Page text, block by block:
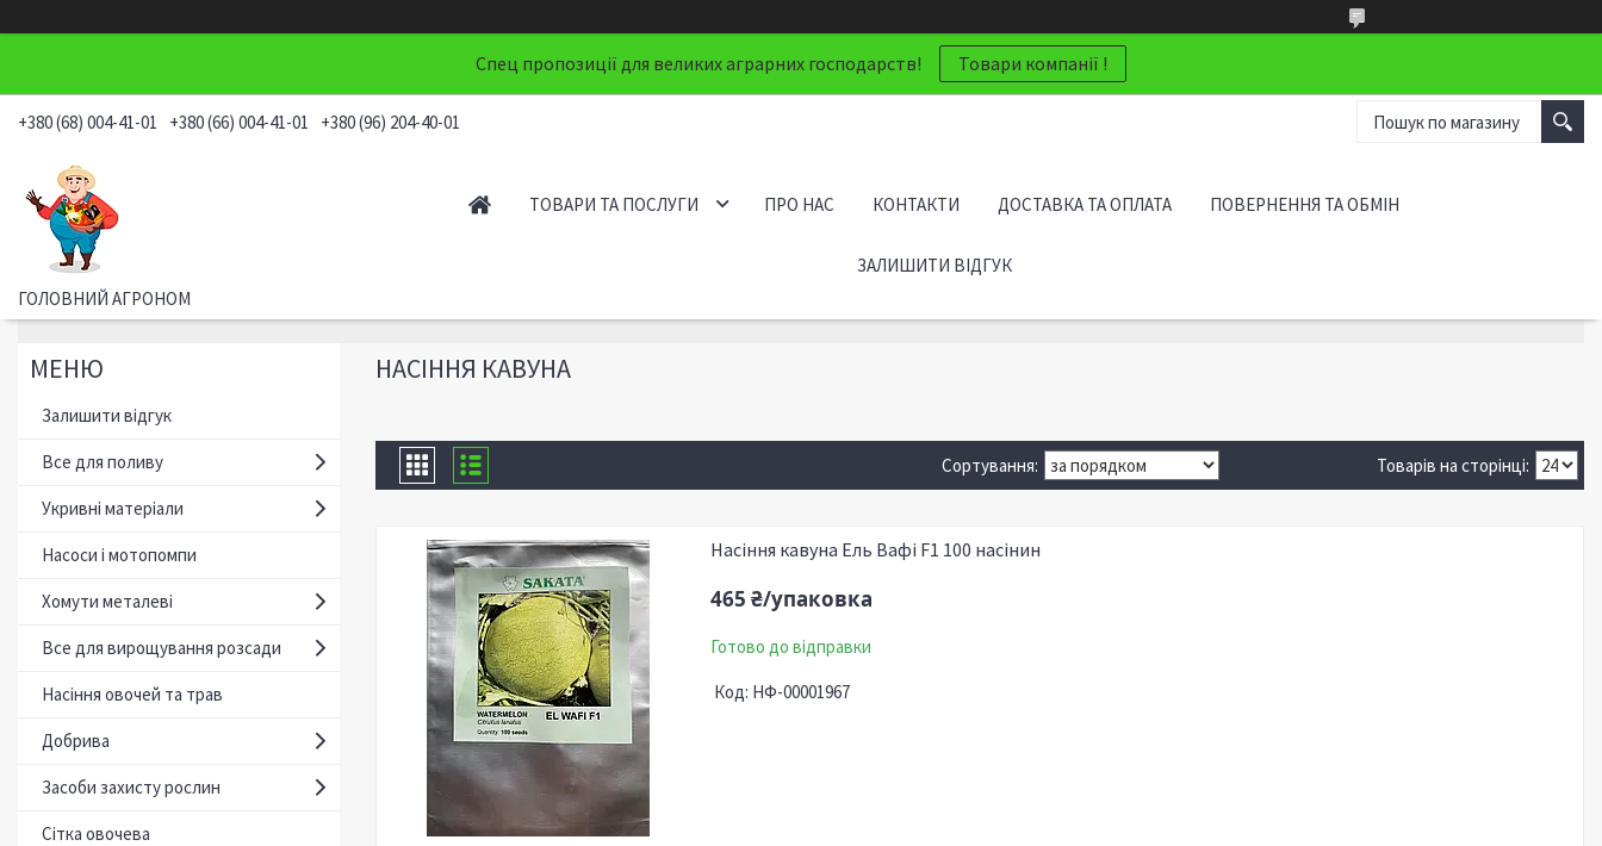
Спец пропозиції для великих аграрних господарств! Товари компанії !
+380 (68) 004-41-01 +380 (66) 004-41-01 +380 (96) 204-40-01
ГОЛОВНИЙ АГРОНОМ
ТОВАРИ ТА ПОСЛУГИ ПРО НАС КОНТАКТИ ДОСТАВКА ТА ОПЛАТА ПОВЕРНЕННЯ ТА ОБМІН
ЗАЛИШИТИ ВІДГУК
НАСІННЯ КАВУНА
Насіння кавуна Ель Вафі F1 100 насінин
465 ₴/упаковка
Готово до відправки
НФ-00001967
Залишити відгук
Все для поливу
Укривні матеріали
Насоси і мотопомпи
Хомути металеві
Все для вирощування розсади
Насіння овочей та трав
Добрива
Засоби захисту рослин
Сітка овочева